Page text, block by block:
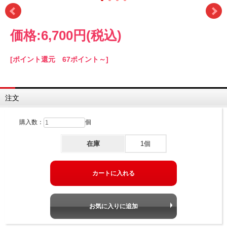
価格:6,700円 (税込)
[ポイント還元 67ポイント～]
注文
購入数： 個
在庫 1個